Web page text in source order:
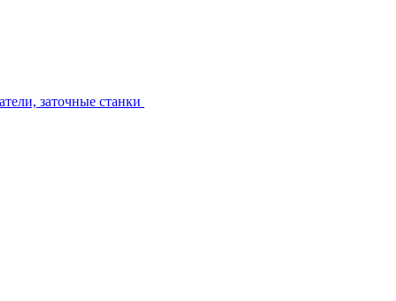
заточные станки